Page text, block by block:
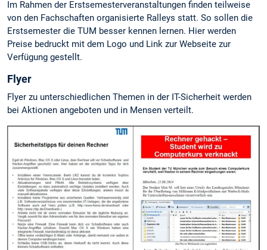
Im Rahmen der Erstsemesterveranstaltungen finden teilweise
von den Fachschaften organisierte Ralleys statt. So sollen die
Erstsemester die TUM besser kennen lernen. Hier werden
Preise bedruckt mit dem Logo und Link zur Webseite zur
Verfügung gestellt.
Flyer
Flyer zu unterschiedlichen Themen in der IT-Sicherheit werden
bei Aktionen angeboten und in Mensen verteilt.